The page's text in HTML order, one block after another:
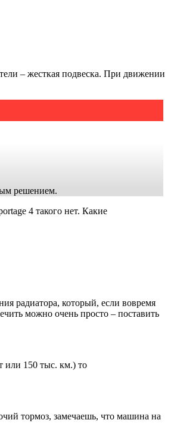
– жесткая подвеска. При движении
решением.
4 такого нет. Какие
радиатора, который, если вовремя
можно очень просто – поставить
или 150 тыс. км.) то
тормоз, замечаешь, что машина на